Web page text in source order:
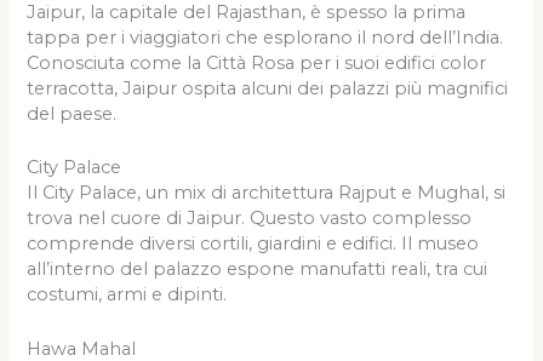
Jaipur, la capitale del Rajasthan, è spesso la prima
tappa per i viaggiatori che esplorano il nord dell’India.
Conosciuta come la Città Rosa per i suoi edifici color
terracotta, Jaipur ospita alcuni dei palazzi più magnifici
del paese.
City Palace
Il City Palace, un mix di architettura Rajput e Mughal, si
trova nel cuore di Jaipur. Questo vasto complesso
comprende diversi cortili, giardini e edifici. Il museo
all’interno del palazzo espone manufatti reali, tra cui
costumi, armi e dipinti.
Hawa Mahal